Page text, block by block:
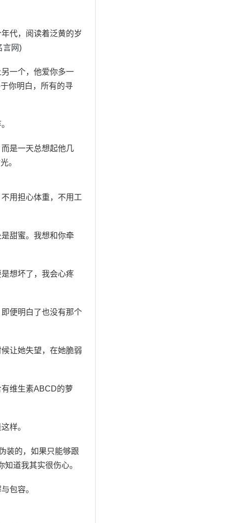
代，阅读着泛黄的岁
言网)
一个，他爱你多一
你明白，所有的寻
是一天总想起他几
。
用担心体重，不用工
甜蜜。我想和你牵
想坏了，我会心疼
便明白了也没有那个
让她失望，在她脆弱
维生素ABCD的萝
样。
装的，如果只能够跟
道我其实很伤心。
包容。